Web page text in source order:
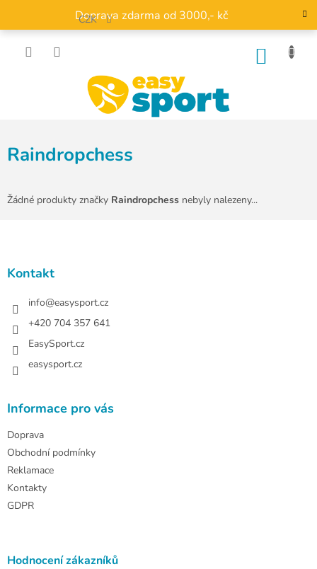
obsah
Doprava zdarma od 3000,- kč
CZK
Raindropchess
Žádné produkty značky Raindropchess nebyly nalezeny...
Kontakt
info@easysport.cz
+420 704 357 641
EasySport.cz
easysport.cz
Informace pro vás
Doprava
Obchodní podmínky
Reklamace
Kontakty
GDPR
Hodnocení zákazníků